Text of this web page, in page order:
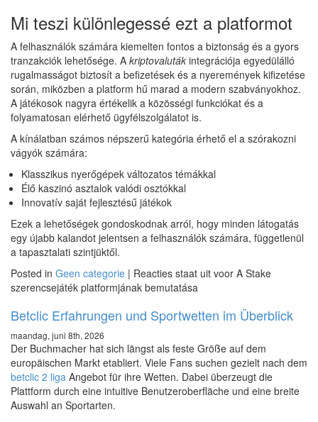
Mi teszi különlegessé ezt a platformot
A felhasználók számára kiemelten fontos a biztonság és a gyors
tranzakciók lehetősége. A kriptovaluták integrációja egyedülálló
rugalmasságot biztosít a befizetések és a nyeremények kifizetése
során, miközben a platform hű marad a modern szabványokhoz.
A játékosok nagyra értékelik a közösségi funkciókat és a
folyamatosan elérhető ügyfélszolgálatot is.
A kínálatban számos népszerű kategória érhető el a szórakozni
vágyók számára:
Klasszikus nyerőgépek változatos témákkal
Élő kaszinó asztalok valódi osztókkal
Innovatív saját fejlesztésű játékok
Ezek a lehetőségek gondoskodnak arról, hogy minden látogatás
egy újabb kalandot jelentsen a felhasználók számára, függetlenül
a tapasztalati szintjüktől.
Posted in Geen categorie | Reacties staat uit voor A Stake
szerencsejáték platformjának bemutatása
Betclic Erfahrungen und Sportwetten im Überblick
maandag, juni 8th, 2026
Der Buchmacher hat sich längst als feste Größe auf dem
europäischen Markt etabliert. Viele Fans suchen gezielt nach dem
betclic 2 liga Angebot für ihre Wetten. Dabei überzeugt die
Plattform durch eine intuitive Benutzeroberfläche und eine breite
Auswahl an Sportarten.